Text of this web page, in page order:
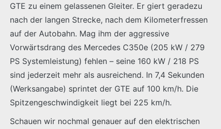
GTE zu einem gelassenen Gleiter. Er giert geradezu
nach der langen Strecke, nach dem Kilometerfressen
auf der Autobahn. Mag ihm der aggressive
Vorwärtsdrang des Mercedes C350e (205 kW / 279
PS Systemleistung) fehlen – seine 160 kW / 218 PS
sind jederzeit mehr als ausreichend. In 7,4 Sekunden
(Werksangabe) sprintet der GTE auf 100 km/h. Die
Spitzengeschwindigkeit liegt bei 225 km/h.
Schauen wir nochmal genauer auf den elektrischen